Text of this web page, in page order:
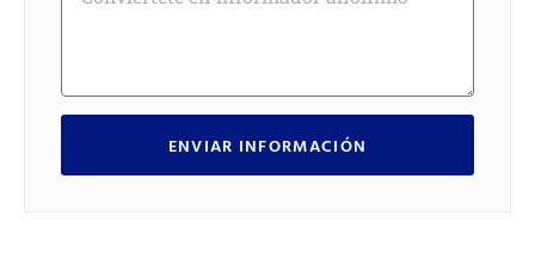
ENVIAR INFORMACIÓN